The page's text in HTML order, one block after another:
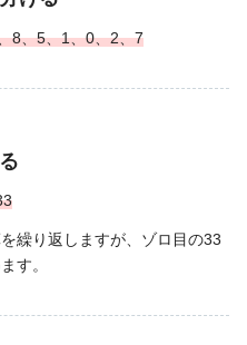
8、5、1、0、2、7
繰り返しますが、ゾロ目の33
す。